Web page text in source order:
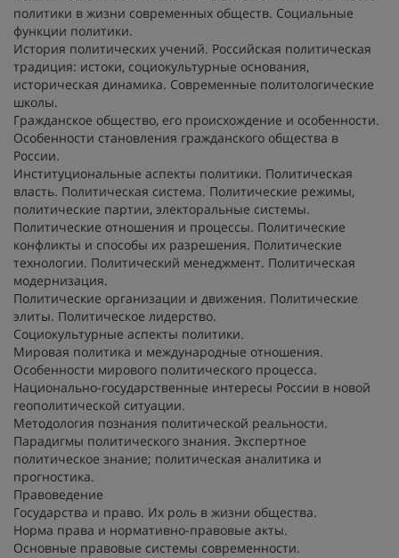
политики в жизни современных обществ. Социальные
функции политики.
История политических учений. Российская политическая
традиция: истоки, социокультурные основания,
историческая динамика. Современные политологические
школы.
Гражданское общество, его происхождение и особенности.
Особенности становления гражданского общества в
России.
Институциональные аспекты политики. Политическая
власть. Политическая система. Политические режимы,
политические партии, электоральные системы.
Политические отношения и процессы. Политические
конфликты и способы их разрешения. Политические
технологии. Политический менеджмент. Политическая
модернизация.
Политические организации и движения. Политические
элиты. Политическое лидерство.
Социокультурные аспекты политики.
Мировая политика и международные отношения.
Особенности мирового политического процесса.
Национально-государственные интересы России в новой
геополитической ситуации.
Методология познания политической реальности.
Парадигмы политического знания. Экспертное
политическое знание; политическая аналитика и
прогностика.
Правоведение
Государства и право. Их роль в жизни общества.
Норма права и нормативно-правовые акты.
Основные правовые системы современности.